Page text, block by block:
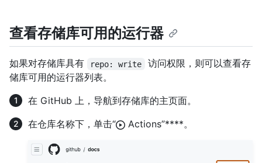
查看存储库可用的运行器
如果对存储库具有 repo: write
访问权限，则可以查看存
储库可用的运行器列表。
在 GitHub 上，导航到存储库的主页面。
在仓库名称下，单击“
Actions”****。